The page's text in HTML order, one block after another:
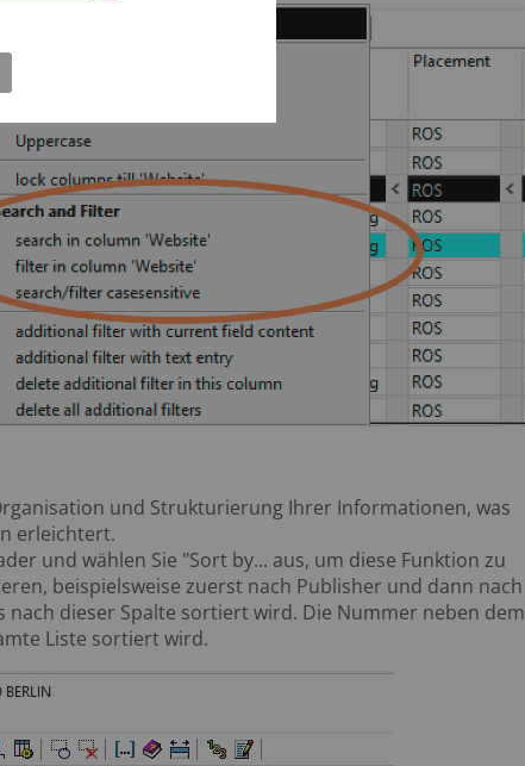
und Strukturierung Ihrer Informationen, was
erleichtert.
und wählen Sie "Sort by... aus, um diese Funktion zu
beispielsweise zuerst nach Publisher und dann nach
nach dieser Spalte sortiert wird. Die Nummer neben dem
Liste sortiert wird.